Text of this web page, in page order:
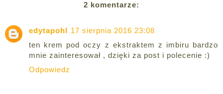
2 komentarze:
edytapohl 17 sierpnia 2016 23:08
ten krem pod oczy z ekstraktem z imbiru bardzo
mnie zainteresował , dzięki za post i polecenie :)
Odpowiedz